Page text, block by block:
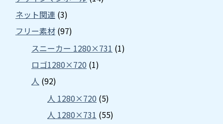
ネット関連 (3)
フリー素材 (97)
スニーカー 1280×731 (1)
ロゴ1280×720 (1)
人 (92)
人 1280×720 (5)
人 1280×731 (55)